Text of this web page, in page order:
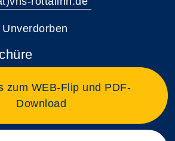
zum WEB-Flip und PDF-
Download